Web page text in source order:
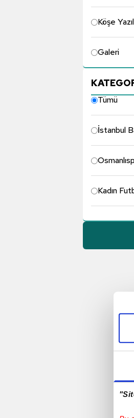
Köşe
Galeri
Tümü
İstanbul
Kadın
Göztepe
TFF 1. Lig